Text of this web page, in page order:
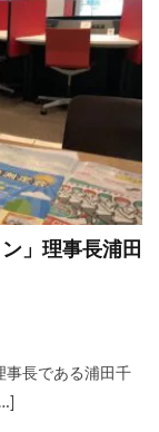
」理事長浦田
事長である浦田千